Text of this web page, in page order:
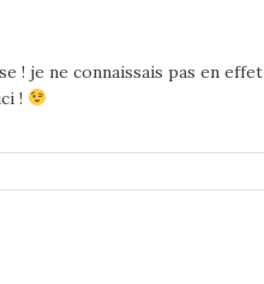
je ne connaissais pas en
!